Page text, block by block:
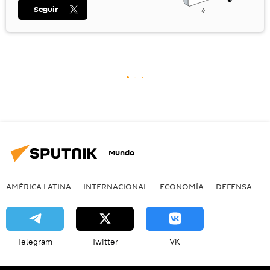
Seguir
Mundo
AMÉRICA LATINA INTERNACIONAL ECONOMÍA DEFENSA
Telegram Twitter VK